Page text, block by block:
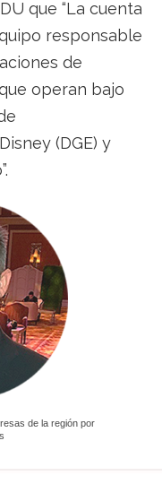
que “La cuenta
responsable
de
operan bajo
(DGE) y
de la región por